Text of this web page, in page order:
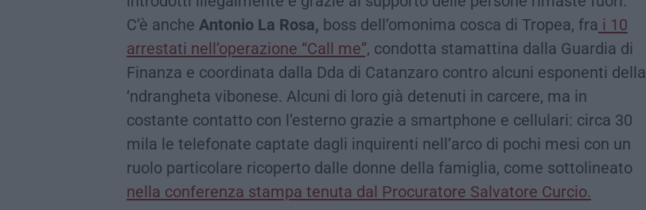
C’è anche Antonio La Rosa, boss dell’omonima cosca di Tropea, fra i 10
arrestati nell’operazione “Call me”, condotta stamattina dalla Guardia di
Finanza e coordinata dalla Dda di Catanzaro contro alcuni esponenti della
‘ndrangheta vibonese. Alcuni di loro già detenuti in carcere, ma in
costante contatto con l’esterno grazie a smartphone e cellulari: circa 30
mila le telefonate captate dagli inquirenti nell’arco di pochi mesi con un
ruolo particolare ricoperto dalle donne della famiglia, come sottolineato
nella conferenza stampa tenuta dal Procuratore Salvatore Curcio.